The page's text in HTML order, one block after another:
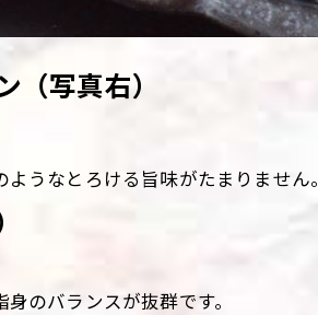
写真右）
うなとろける旨味がたまりません。
のバランスが抜群です。